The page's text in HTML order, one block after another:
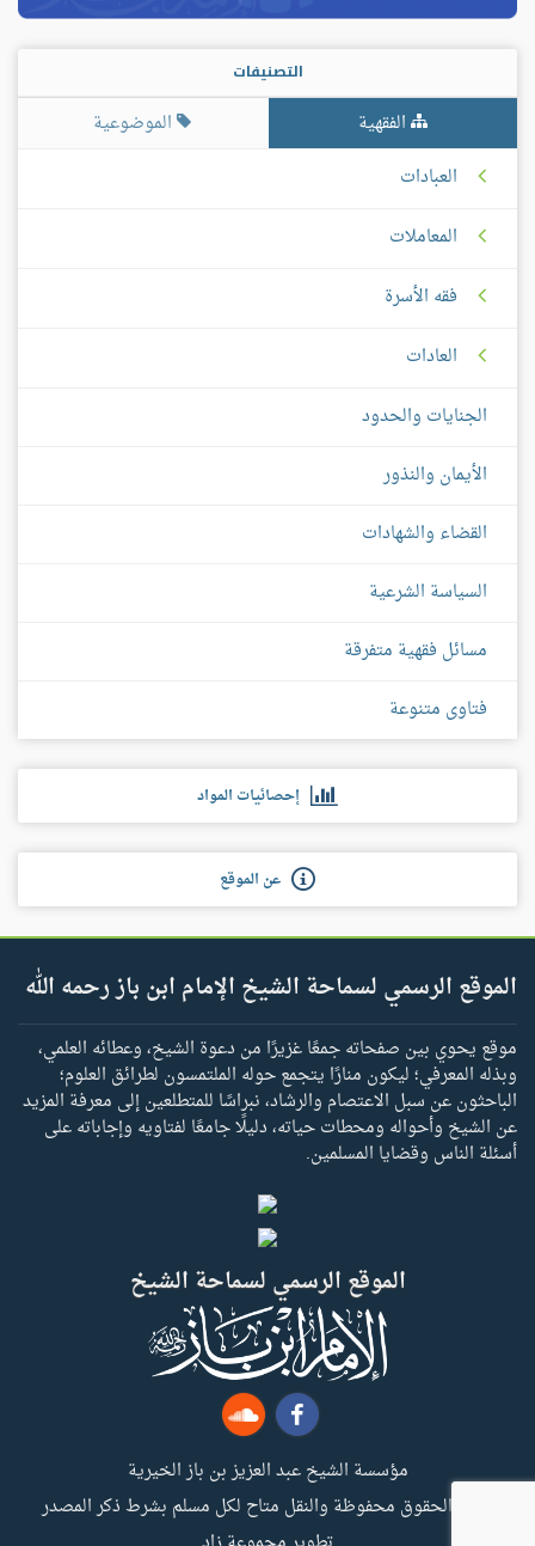
التصنيفات
الفقهية
الموضوعية
العبادات
المعاملات
فقه الأسرة
العادات
الجنايات والحدود
الأيمان والنذور
القضاء والشهادات
السياسة الشرعية
مسائل فقهية متفرقة
فتاوى متنوعة
إحصائيات المواد
عن الموقع
الموقع الرسمي لسماحة الشيخ الإمام ابن باز رحمه الله
موقع يحوي بين صفحاته جمعًا غزيرًا من دعوة الشيخ، وعطائه العلمي،
وبذله المعرفي؛ ليكون منارًا يتجمع حوله الملتمسون لطرائق العلوم؛
الباحثون عن سبل الاعتصام والرشاد، نبراسًا للمتطلعين إلى معرفة المزيد
عن الشيخ وأحواله ومحطات حياته، دليلًا جامعًا لفتاويه وإجاباته على
أسئلة الناس وقضايا المسلمين.
الموقع الرسمي لسماحة الشيخ
مؤسسة الشيخ عبد العزيز بن باز الخيرية
جميع الحقوق محفوظة والنقل متاح لكل مسلم بشرط ذكر المصدر